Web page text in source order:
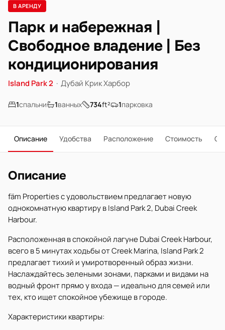
В АРЕНДУ
Парк и набережная |
Свободное владение | Без
кондиционирования
Island Park 2 · Дубай Крик Харбор
1спальни 1ванных 734ft² 1парковка
Описание Удобства Расположение Стоимость О
Описание
fäm Properties с удовольствием предлагает новую
однокомнатную квартиру в Island Park 2, Dubai Creek
Harbour.
Расположенная в спокойной лагуне Dubai Creek Harbour,
всего в 5 минутах ходьбы от Creek Marina, Island Park 2
предлагает тихий и умиротворенный образ жизни.
Наслаждайтесь зелеными зонами, парками и видами на
водный фронт прямо у входа — идеально для семей или
тех, кто ищет спокойное убежище в городе.
Характеристики квартиры: